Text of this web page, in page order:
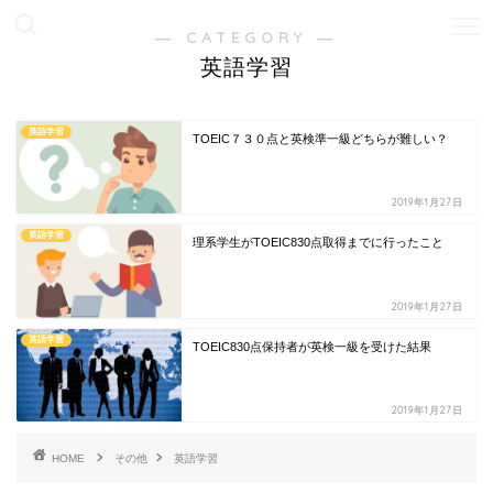
― CATEGORY ―
英語学習
英語学習
TOEIC７３０点と英検準一級どちらが難しい？
2019年1月27日
英語学習
理系学生がTOEIC830点取得までに行ったこと
2019年1月27日
英語学習
TOEIC830点保持者が英検一級を受けた結果
2019年1月27日
HOME その他 英語学習